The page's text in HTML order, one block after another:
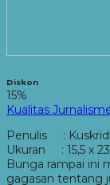
Diskon
15%
Kualitas
Penulis :
Ukuran : 15,5 x
Bunga rampai ini
gagasan tentang